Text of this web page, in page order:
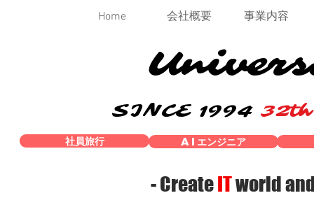
Home 会社概要 事業内容
SINCE 1994
社員旅行 AIエンジニア
- CreateITworld